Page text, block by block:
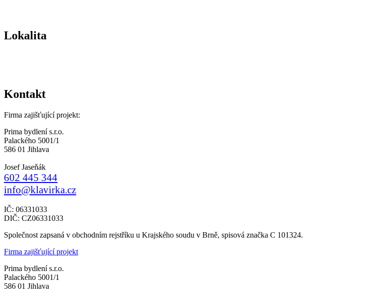
Lokalita
Kontakt
Firma zajišťující projekt:
Prima bydlení s.r.o.
Palackého 5001/1
586 01 Jihlava
Josef Jaseňák
602 445 344
info@klavirka.cz
IČ: 06331033
DIČ: CZ06331033
Společnost zapsaná v obchodním rejstříku u Krajského soudu v Brně, spisová značka C 101324.
Firma zajišťující projekt
Prima bydlení s.r.o.
Palackého 5001/1
586 01 Jihlava